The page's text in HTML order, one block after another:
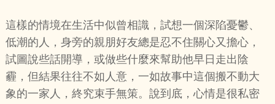
這樣的情境在生活中似曾相識，試想一個深陷憂鬱、
低潮的人，身旁的親朋好友總是忍不住關心又擔心，
試圖說些話開導，或做些什麼來幫助他早日走出陰
霾，但結果往往不如人意，一如故事中這個搬不動大
象的一家人，終究束手無策。說到底，心情是很私密